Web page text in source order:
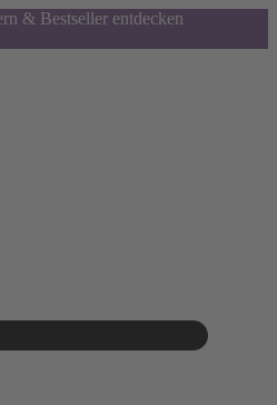
& Bestseller entdecken